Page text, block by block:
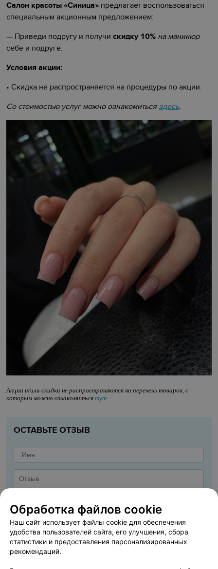
Салон красоты «Синица» предлагает воспользоваться
специальным акционным предложением:
— Приведи подругу и получискидку 10% на маникюр
себе и подруге.
Условия акции:
• Скидка не распространяется на процедуры по акции.
Со стоимостью услуг можно ознакомиться здесь.
Акции и/или скидки не распространяются на перечень товаров, с
которым можно ознакомитьсятут.
ОСТАВЬТЕ ОТЗЫВ
Обработка файлов cookie
Наш сайт использует файлы cookie для обеспечения
удобства пользователей сайта, его улучшения, сбора
статистики и предоставления персонализированных
рекомендаций.